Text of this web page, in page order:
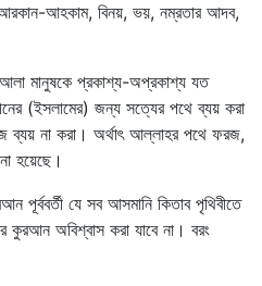
আহকাম, বিনয়, ভয়, নম্রতার আদব,
মানুষকে প্রকাশ্য-অপ্রকাশ্য যত
(ইসলামের) জন্য সত্যের পথে ব্যয় করা
ব্যয় না করা। অর্থাৎ আল্লাহর পথে ফরজ,
হয়েছে।
পূর্ববর্তী যে সব আসমানি কিতাব পৃথিবীতে
কুরআন অবিশ্বাস করা যাবে না। বরং